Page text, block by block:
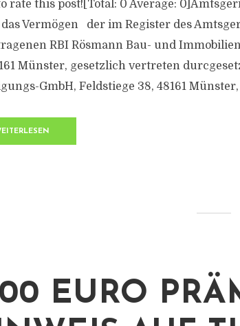
rate this post![Total: 0 Average:
Vermögen der im Register des
RBI Rösmann Bau- und
Münster, gesetzlich vertreten
GmbH, Feldstiege 38, 48161 Münster,
EURO